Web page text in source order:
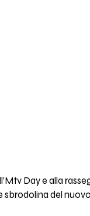
Day e alla
del